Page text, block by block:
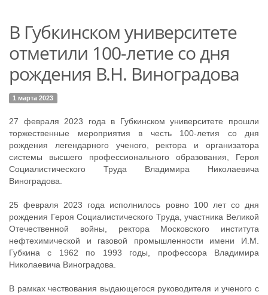
В Губкинском университете
отметили 100-летие со дня
рождения В.Н. Виноградова
1 марта 2023
27 февраля 2023 года в Губкинском университете прошли
торжественные мероприятия в честь 100-летия со дня
рождения легендарного ученого, ректора и организатора
системы высшего профессионального образования, Героя
Социалистического Труда Владимира Николаевича
Виноградова.
25 февраля 2023 года исполнилось ровно 100 лет со дня
рождения Героя Социалистического Труда, участника Великой
Отечественной войны, ректора Московского института
нефтехимической и газовой промышленности имени И.М.
Губкина с 1962 по 1993 годы, профессора Владимира
Николаевича Виноградова.
В рамках чествования выдающегося руководителя и ученого с